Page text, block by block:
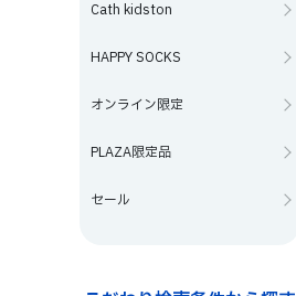
Cath kidston
HAPPY SOCKS
オンライン限定
PLAZA限定品
セール